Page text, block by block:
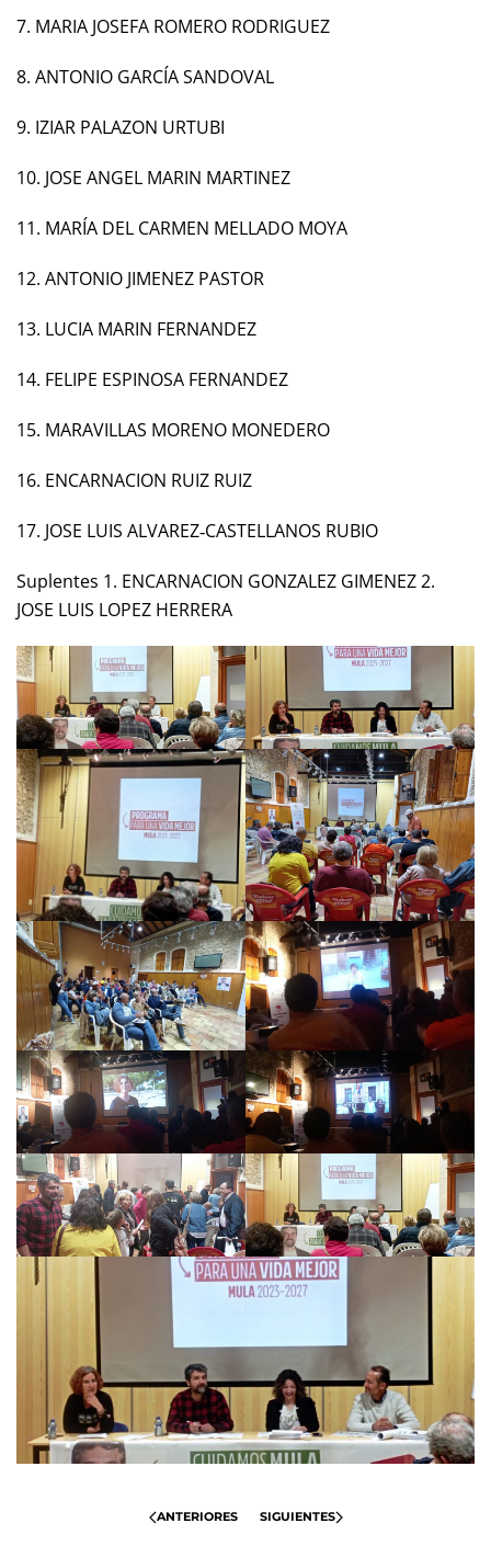
7. MARIA JOSEFA ROMERO RODRIGUEZ
8. ANTONIO GARCÍA SANDOVAL
9. IZIAR PALAZON URTUBI
10. JOSE ANGEL MARIN MARTINEZ
11. MARÍA DEL CARMEN MELLADO MOYA
12. ANTONIO JIMENEZ PASTOR
13. LUCIA MARIN FERNANDEZ
14. FELIPE ESPINOSA FERNANDEZ
15. MARAVILLAS MORENO MONEDERO
16. ENCARNACION RUIZ RUIZ
17. JOSE LUIS ALVAREZ‐CASTELLANOS RUBIO
Suplentes 1. ENCARNACION GONZALEZ GIMENEZ 2.
JOSE LUIS LOPEZ HERRERA
ANTERIORES SIGUIENTES